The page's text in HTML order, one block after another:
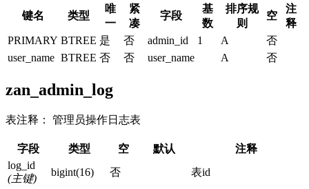
键名
类型
唯
一
紧
凑
字段
基
数
排序规
则
空
注
释
PRIMARY BTREE 是 否 admin_id 1 A
否
user_name BTREE 否 否 user_name A 否
zan_admin_log
表注释： 管理员操作日志表
字段 类型 空 默认
注释
log_id
(主键)
bigint(16) 否
表id